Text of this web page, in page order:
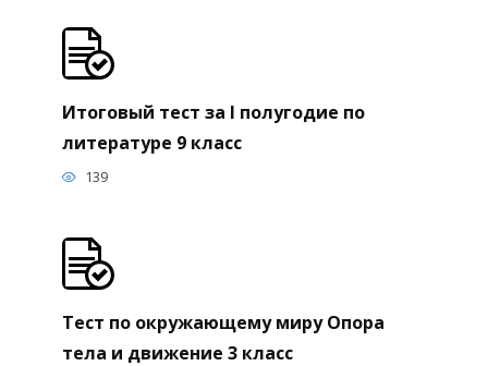
Итоговый тест за I полугодие по
литературе 9 класс
139
Тест по окружающему миру Опора
тела и движение 3 класс